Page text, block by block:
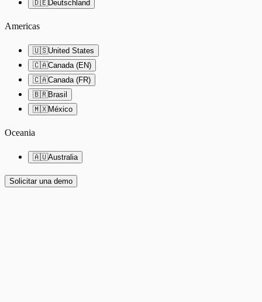
🇩🇪Deutschland
Americas
🇺🇸United States
🇨🇦Canada (EN)
🇨🇦Canada (FR)
🇧🇷Brasil
🇲🇽México
Oceania
🇦🇺Australia
Solicitar una demo